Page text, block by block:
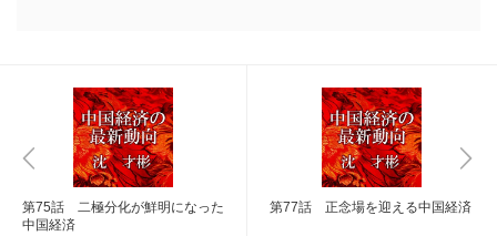
第75話 二極分化が鮮明になった
中国経済
第77話 正念場を迎える中国経済